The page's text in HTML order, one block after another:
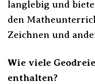
langlebig und
den
Zeichnen und
Wie viele
enthalten?